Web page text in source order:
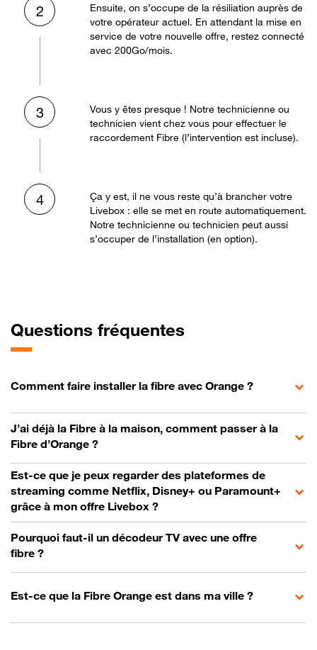
2
Ensuite, on s’occupe de la résiliation auprès de
votre opérateur actuel. En attendant la mise en
service de votre nouvelle offre, restez connecté
avec 200Go/mois.
3
Vous y êtes presque ! Notre technicienne ou
technicien vient chez vous pour effectuer le
raccordement Fibre (l’intervention est incluse).
4
Ça y est, il ne vous reste qu’à brancher votre
Livebox : elle se met en route automatiquement.
Notre technicienne ou technicien peut aussi
s’occuper de l’installation (en option).
Questions fréquentes
Comment faire installer la fibre avec Orange ?
J’ai déjà la Fibre à la maison, comment passer à la
Fibre d’Orange ?
Est-ce que je peux regarder des plateformes de
streaming comme Netflix, Disney+ ou Paramount+
grâce à mon offre Livebox ?
Pourquoi faut-il un décodeur TV avec une offre
fibre ?
Est-ce que la Fibre Orange est dans ma ville ?